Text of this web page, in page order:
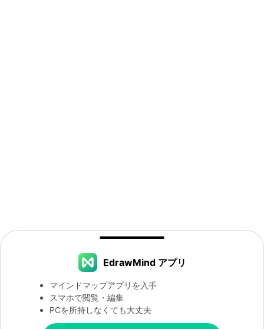
EdrawMind アプリ
マインドマップアプリを入手
スマホで閲覧・編集
PCを所持しなくても大丈夫